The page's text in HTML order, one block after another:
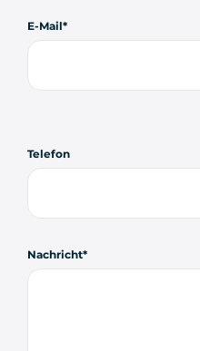
E-Mail
Telefon
Nachricht